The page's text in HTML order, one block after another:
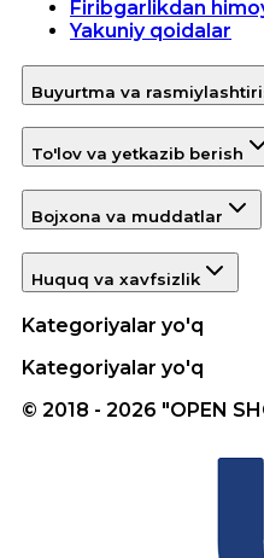
Firibgarlikdan
Yakuniy qoidalar
Buyurtma va
To'lov va yetkazib berish
Bojxona va muddatlar
Huquq va xavfsizlik
Kategoriyalar yo'q
Kategoriyalar yo'q
© 2018 - 2026 "OPEN